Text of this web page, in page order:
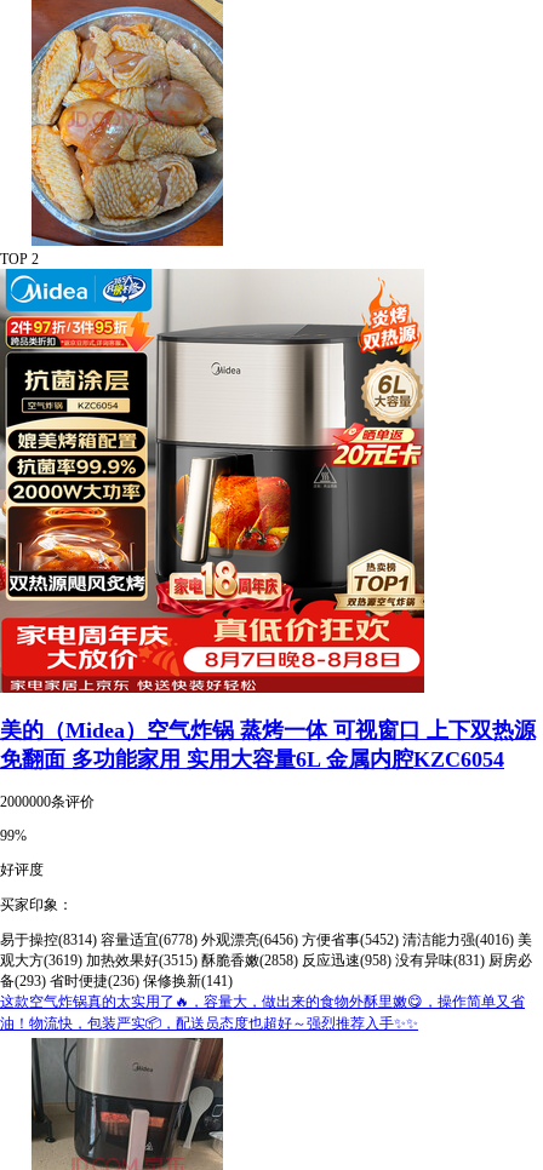
TOP 2
美的（Midea）空气炸锅 蒸烤一体 可视窗口 上下双热源
免翻面 多功能家用 实用大容量6L 金属内腔KZC6054
2000000条评价
99%
好评度
买家印象：
易于操控(8314) 容量适宜(6778) 外观漂亮(6456) 方便省事(5452) 清洁能力强(4016) 美
观大方(3619) 加热效果好(3515) 酥脆香嫩(2858) 反应迅速(958) 没有异味(831) 厨房必
备(293) 省时便捷(236) 保修换新(141)
这款空气炸锅真的太实用了🔥，容量大，做出来的食物外酥里嫩😋，操作简单又省
油！物流快，包装严实📦，配送员态度也超好～强烈推荐入手✨✨